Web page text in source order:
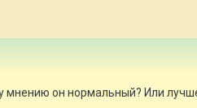
мнению он нормальный? Или